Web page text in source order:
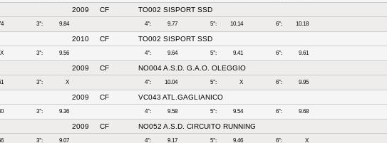
2009 CF TO002 SISPORT SSD
3°: 9.84 4°: 9.77 5°: 10.14 6°: 10.18
2010 CF TO002 SISPORT SSD
X 3°: 9.56 4°: 9.64 5°: 9.41 6°: 9.61
2009 CF NO004 A.S.D. G.A.O. OLEGGIO
3°: X 4°: 10.04 5°: X 6°: 9.95
2009 CF VC043 ATL.GAGLIANICO
3°: 9.36 4°: 9.58 5°: 9.54 6°: 9.68
2009 CF NO052 A.S.D. CIRCUITO RUNNING
3°: 9.07 4°: 9.17 5°: 9.46 6°: X